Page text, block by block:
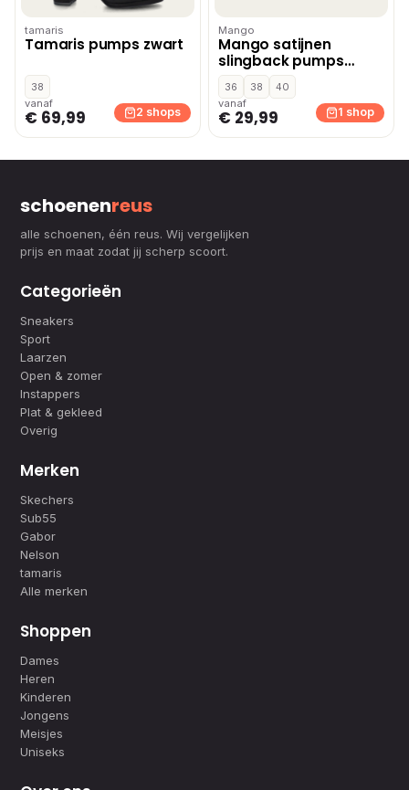
tamaris
Tamaris pumps zwart
38
vanaf
€ 69,99 2 shops
Mango
Mango satijnen
slingback pumps
zwart
36 38
40
vanaf
€ 29,99 1 shop
schoenenreus
alle schoenen, één reus. Wij vergelijken
prijs en maat zodat jij scherp scoort.
Categorieën
Sneakers
Sport
Laarzen
Open & zomer
Instappers
Plat & gekleed
Overig
Merken
Skechers
Sub55
Gabor
Nelson
tamaris
Alle merken
Shoppen
Dames
Heren
Kinderen
Jongens
Meisjes
Uniseks